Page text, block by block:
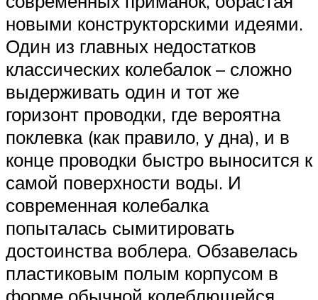
новыми конструкторскими идеями.
Один из главных недостатков
классических колебалок – сложно
выдерживать один и тот же
горизонт проводки, где вероятна
поклевка (как правило, у дна), и в
конце проводки быстро выносится к
самой поверхности воды. И
современная колебалка
попыталась сымитировать
достоинства воблера. Обзавелась
пластиковым полым корпусом в